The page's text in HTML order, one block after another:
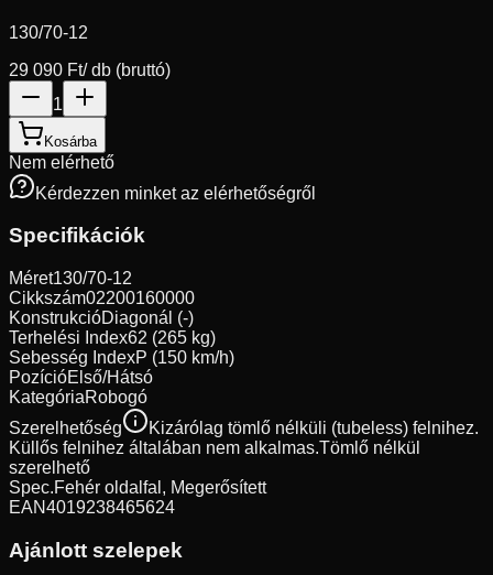
130/70-12
29 090 Ft/ db (bruttó)
1
Kosárba
Nem elérhető
Kérdezzen minket az elérhetőségről
Specifikációk
Méret130/70-12
Cikkszám02200160000
KonstrukcióDiagonál (-)
Terhelési Index62 (265 kg)
Sebesség IndexP (150 km/h)
PozícióElső/Hátsó
KategóriaRobogó
Szerelhetőség
Kizárólag tömlő nélküli (tubeless) felnihez.
Küllős felnihez általában nem alkalmas.Tömlő nélkül
szerelhető
Spec.Fehér oldalfal, Megerősített
EAN4019238465624
Ajánlott szelepek